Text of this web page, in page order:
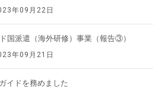
年09月22日
国派遣（海外研修）事業（報告③）
年09月21日
イドを務めました